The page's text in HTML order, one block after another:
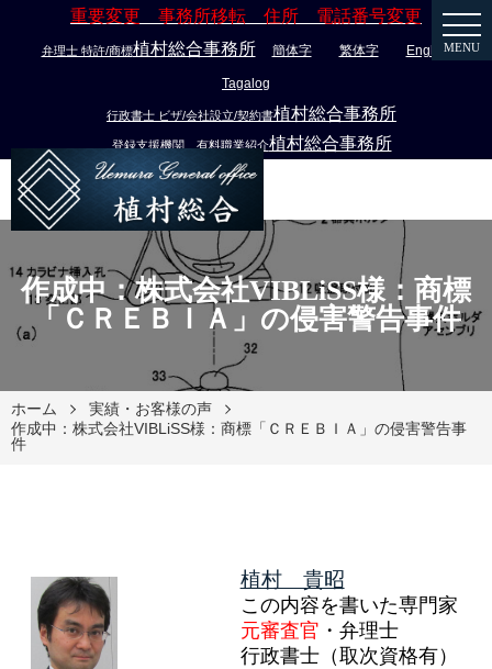
重要変更 事務所移転 住所 電話番号変更
弁理士 特許/商標植村総合事務所 簡体字 繁体字 English
Tagalog
行政書士 ビザ/会社設立/契約書植村総合事務所
登録支援機関 有料職業紹介植村総合事務所
MENU
作成中：株式会社VIBLiSS様：商標
「ＣＲＥＢＩＡ」の侵害警告事件
ホーム
実績・お客様の声
作成中：株式会社VIBLiSS様：商標「ＣＲＥＢＩＡ」の侵害警告事
件
植村 貴昭
この内容を書いた専門家
元審査官 ・弁理士
行政書士（取次資格有）